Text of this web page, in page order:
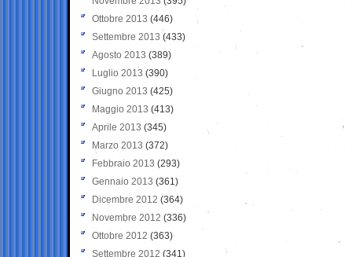
Ottobre 2013 (446)
Settembre 2013 (433)
Agosto 2013 (389)
Luglio 2013 (390)
Giugno 2013 (425)
Maggio 2013 (413)
Aprile 2013 (345)
Marzo 2013 (372)
Febbraio 2013 (293)
Gennaio 2013 (361)
Dicembre 2012 (364)
Novembre 2012 (336)
Ottobre 2012 (363)
Settembre 2012 (341)